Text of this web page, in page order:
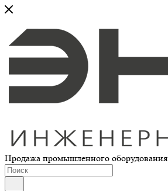
Продажа промышленного оборудования